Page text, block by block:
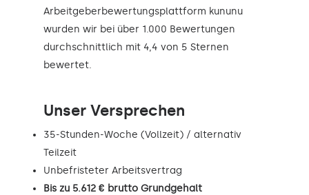
Arbeitgeberbewertungsplattform kununu
wurden wir bei über 1.000 Bewertungen
durchschnittlich mit 4,4 von 5 Sternen
bewertet.
Unser Versprechen
35-Stunden-Woche (Vollzeit) / alternativ
Teilzeit
Unbefristeter Arbeitsvertrag
Bis zu 5.612 € brutto Grundgehalt